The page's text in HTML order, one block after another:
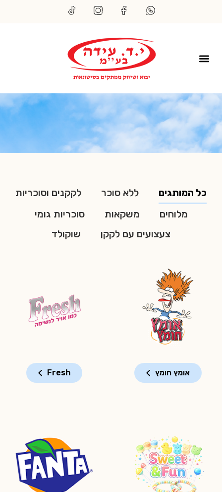
כל המותגים ללא סוכר
לקקנים וסוכריות
מלוחים
משקאות
סוכריות גומי
צעצועים עם לקקן
שוקולד
אומץ חומץ Fresh